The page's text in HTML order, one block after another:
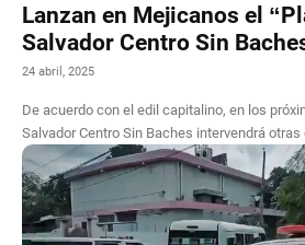
Lanzan en Mejicanos el
Salvador Centro Sin
24 abril, 2025
De acuerdo con el edil capitalino, en los
Salvador Centro Sin Baches intervendrá otras